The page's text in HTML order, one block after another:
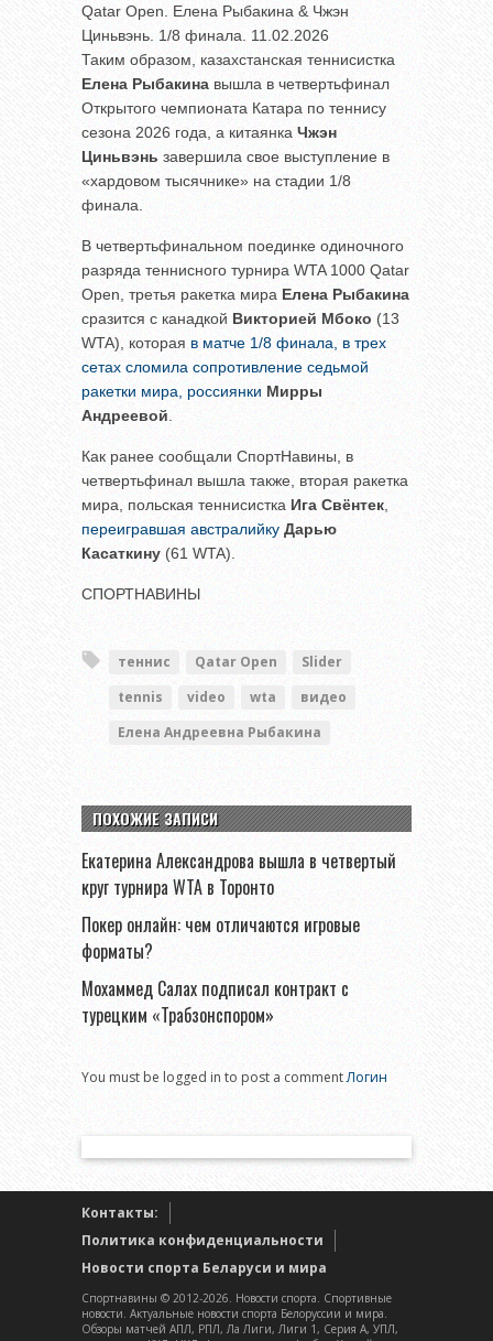
Qatar Open. Елена Рыбакина & Чжэн
Циньвэнь. 1/8 финала. 11.02.2026
Таким образом, казахстанская теннисистка
Елена Рыбакина вышла в четвертьфинал
Открытого чемпионата Катара по теннису
сезона 2026 года, а китаянка Чжэн
Циньвэнь завершила свое выступление в
«хардовом тысячнике» на стадии 1/8
финала.
В четвертьфинальном поединке одиночного
разряда теннисного турнира WTA 1000 Qatar
Open, третья ракетка мира Елена Рыбакина
сразится с канадкой Викторией Мбоко (13
WTA), которая в матче 1/8 финала, в трех
сетах сломила сопротивление седьмой
ракетки мира, россиянки Мирры
Андреевой
Как ранее сообщали СпортНавины, в
четвертьфинал вышла также, вторая ракетка
мира, польская теннисистка Ига Свёнтек
переигравшая австралийку Дарью
Касаткину (61 WTA).
СПОРТНАВИНЫ
теннис Qatar Open
Slider
tennis
video wta
видео
Елена Андреевна Рыбакина
ПОХОЖИЕ ЗАПИСИ
Екатерина Александрова вышла в четвертый
круг турнира WTA в Торонто
Покер онлайн: чем отличаются игровые
форматы?
Мохаммед Салах подписал контракт с
турецким «Трабзонспором»
You must be logged in to post a commentЛогин
Контакты:
Политика конфиденциальности
Новости спорта Беларуси и мира
Спортнавины © 2012-2026. Новости спорта. Спортивные
новости. Актуальные новости спорта Белоруссии и мира.
Обзоры матчей АПЛ, РПЛ, Ла Лиги, Лиги 1, Серия А, УПЛ,